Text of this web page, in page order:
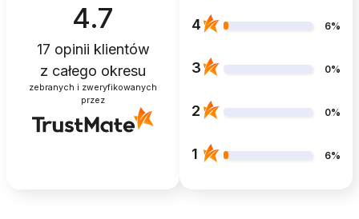
4.7
17 opinii klientów
z całego okresu
zebranych i zweryfikowanych
przez
4 6%
3 0%
2 0%
1 6%